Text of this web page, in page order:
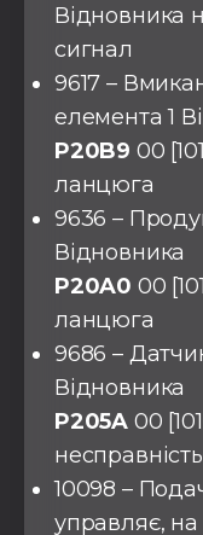
Відновника
сигнал
9617 –
елемента 1
P20B9 00
ланцюга
9636 –
Відновника
P20A0 00
ланцюга
9686 –
Відновника
P205A 00
несправність
10098 –
управляє, на